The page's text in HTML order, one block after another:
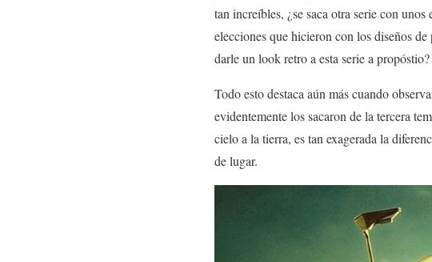
tan increíbles, ¿se saca otra serie con
elecciones que hicieron con los diseños de
darle un look retro a esta serie a propóstio?
Todo esto destaca aún más cuando
evidentemente los sacaron de la tercera
cielo a la tierra, es tan exagerada la
de lugar.